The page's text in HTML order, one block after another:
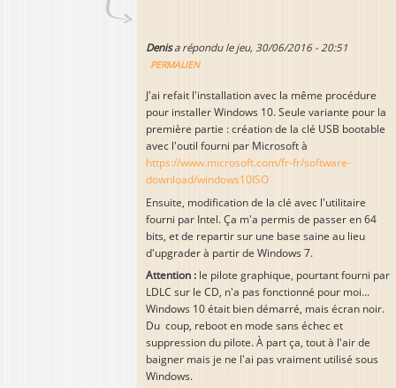
Denisa répondu le jeu, 30/06/2016 - 20:51
PERMALIEN
J'ai refait l'installation avec la même procédure
pour installer Windows 10. Seule variante pour la
première partie : création de la clé USB bootable
avec l'outil fourni par Microsoft à
https://www.microsoft.com/fr-fr/software-
download/windows10ISO
Ensuite, modification de la clé avec l'utilitaire
fourni par Intel. Ça m'a permis de passer en 64
bits, et de repartir sur une base saine au lieu
d'upgrader à partir de Windows 7.
Attention : le pilote graphique, pourtant fourni par
LDLC sur le CD, n'a pas fonctionné pour moi...
Windows 10 était bien démarré, mais écran noir.
Du coup, reboot en mode sans échec et
suppression du pilote. À part ça, tout à l'air de
baigner mais je ne l'ai pas vraiment utilisé sous
Windows.